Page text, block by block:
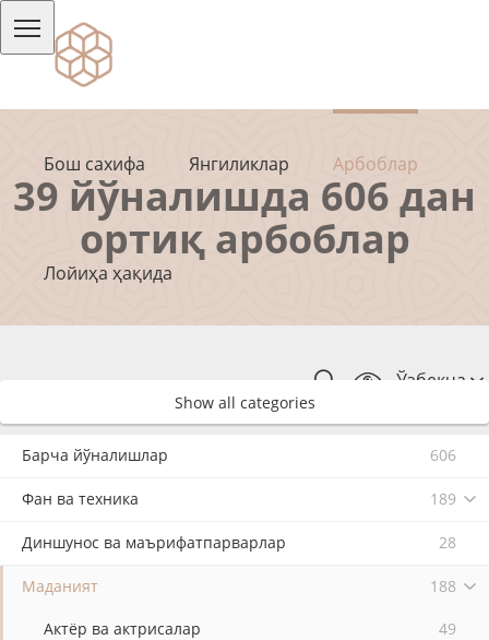
Бош сахифа Янгиликлар Арбоблар
Лойиҳа ҳақида
Ўзбекча
39 йўналишда 606 дан
ортиқ арбоблар
Show all categories
Барча йўналишлар 606
Фан ва техника 189
Диншунос ва маърифатпарварлар 28
Маданият 188
Актёр ва актрисалар
49